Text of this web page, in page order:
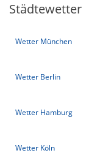
Städtewetter
Wetter München
Wetter Berlin
Wetter Hamburg
Wetter Köln